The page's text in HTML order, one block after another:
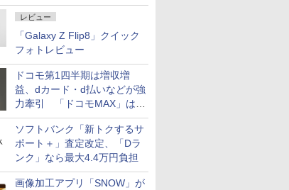
レビュー
「Galaxy Z Flip8」クイック
フォトレビュー
ドコモ第1四半期は増収増
益、dカード・d払いなどが強
力牽引 「ドコモMAX」は
400万契約突破
ソフトバンク「新トクするサ
ポート＋」査定改定、「Dラ
ンク」なら最大4.4万円負担
画像加工アプリ「SNOW」が